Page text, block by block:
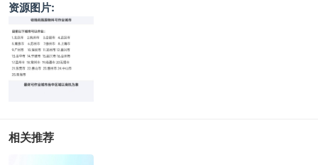
资源图片:
相关推荐